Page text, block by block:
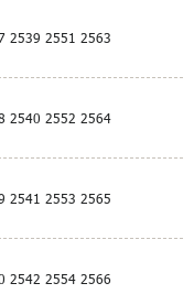
2539 2551 2563
2540 2552 2564
2541 2553 2565
2542 2554 2566